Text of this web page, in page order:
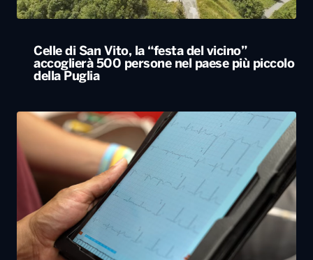
Celle di San Vito, la “festa del vicino”
accoglierà 500 persone nel paese più piccolo
della Puglia